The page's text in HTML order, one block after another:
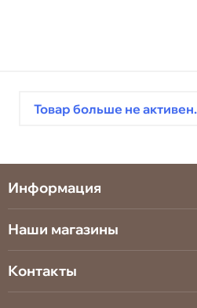
Товар больше не
Информация
Наши магазины
Контакты